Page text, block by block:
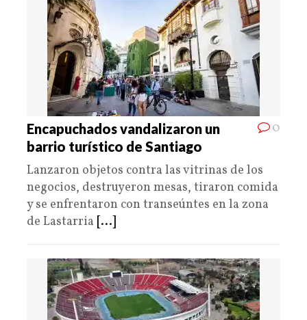
0
Encapuchados vandalizaron un
barrio turístico de Santiago
Lanzaron objetos contra las vitrinas de los
negocios, destruyeron mesas, tiraron comida
y se enfrentaron con transeúntes en la zona
de Lastarria [...]